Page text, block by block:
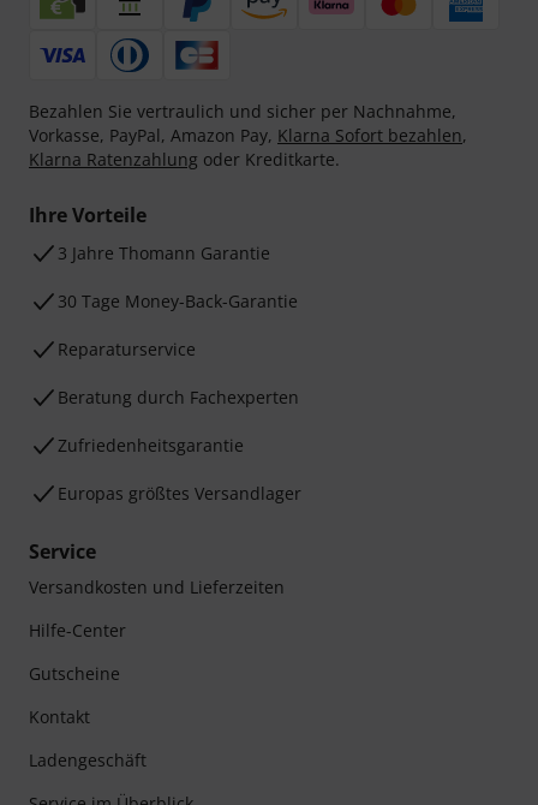
Bezahlen Sie vertraulich und sicher per Nachnahme,
Vorkasse, PayPal, Amazon Pay, Klarna Sofort bezahlen,
Klarna Ratenzahlung oder Kreditkarte.
Ihre Vorteile
3 Jahre Thomann Garantie
30 Tage Money-Back-Garantie
Reparaturservice
Beratung durch Fachexperten
Zufriedenheitsgarantie
Europas größtes Versandlager
Service
Versandkosten und Lieferzeiten
Hilfe-Center
Gutscheine
Kontakt
Ladengeschäft